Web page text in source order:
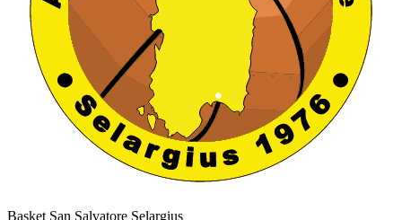
Basket San Salvatore Selargius